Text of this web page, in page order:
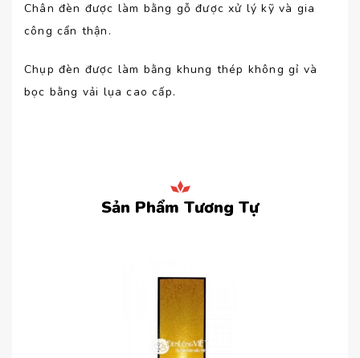
Chân đèn được làm bằng gỗ được xử lý kỹ và gia
công cẩn thận.
Chụp đèn được làm bằng khung thép không gỉ và
bọc bằng vải lụa cao cấp.
Sản Phẩm Tương Tự